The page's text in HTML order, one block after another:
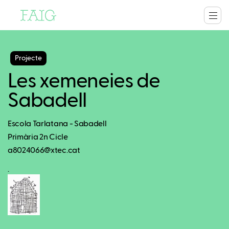
Projecte
Les xemeneies de
Sabadell
Escola Tarlatana - Sabadell
Primària 2n Cicle
a8024066@xtec.cat
.